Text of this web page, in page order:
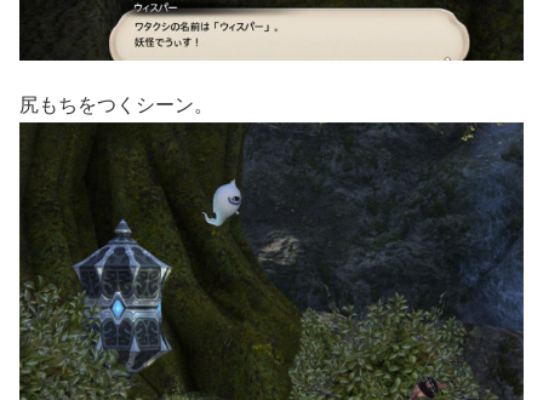
尻もちをつくシーン。